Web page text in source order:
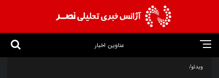
عناوین اخبار
ویدئو/